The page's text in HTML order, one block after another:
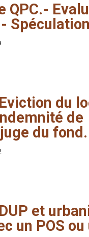
QPC.-
Spéculation
Eviction du
de
juge du fond.
DUP et
un POS ou